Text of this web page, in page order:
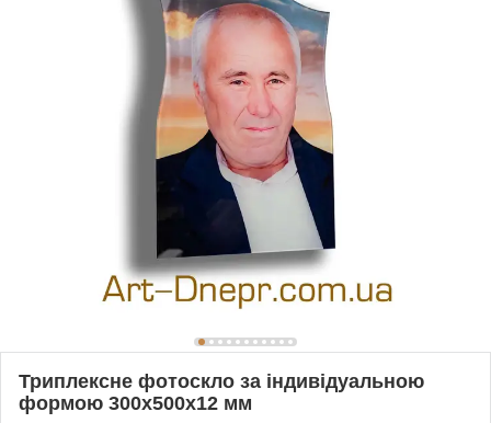
Триплексне фотоскло за індивідуальною
формою 300х500х12 мм